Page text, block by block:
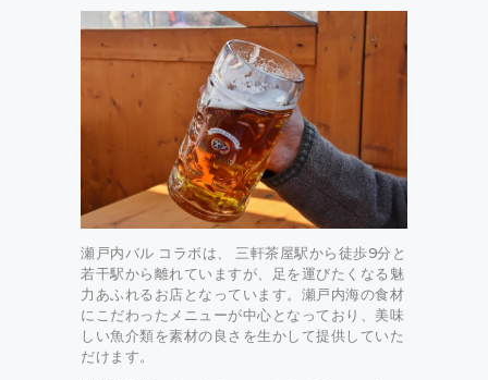
瀬戸内バル コラボは、 三軒茶屋駅から徒歩9分と
若干駅から離れていますが、足を運びたくなる魅
力あふれるお店となっています。瀬戸内海の食材
にこだわったメニューが中心となっており、美味
しい魚介類を素材の良さを生かして提供していた
だけます。